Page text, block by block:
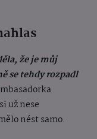
že je můj
se tehdy rozpadl
už nese
nést samo.